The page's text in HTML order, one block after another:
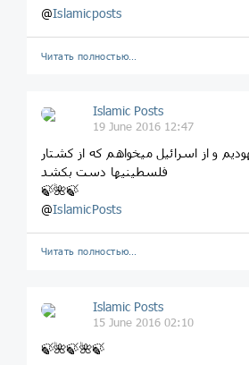
@Islamicposts
Читать полностью…
Islamic Posts
19 June 2016 12:47
و از اسرائیل میخواهم که از کشتار
فلسطینیها دست بکشد
🍃🌺🍃
@IslamicPosts
Читать полностью…
Islamic Posts
15 June 2016 02:10
🍃🌺🍃🌺🍃